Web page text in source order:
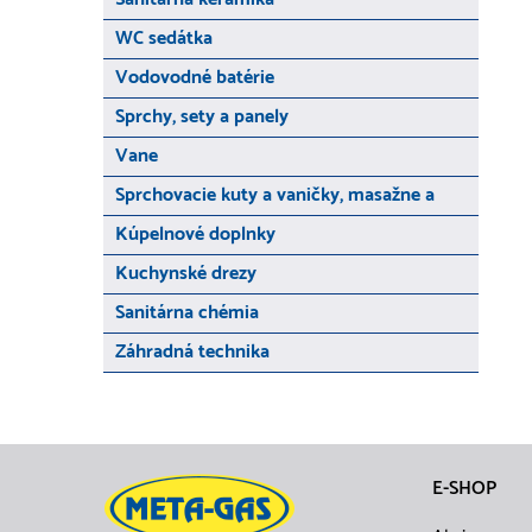
WC sedátka
Vodovodné batérie
Sprchy, sety a panely
Vane
Sprchovacie kuty a vaničky, masažne a
Kúpelnové doplnky
Kuchynské drezy
Sanitárna chémia
Záhradná technika
E-SHOP